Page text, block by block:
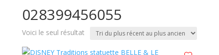
028399456055
Voici le seul résultat